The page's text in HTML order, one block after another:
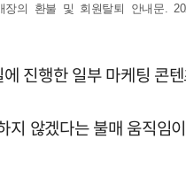
장의 환불 및 회원탈퇴 안내문.
진행한 일부 마케팅 콘
않겠다는 불매 움직